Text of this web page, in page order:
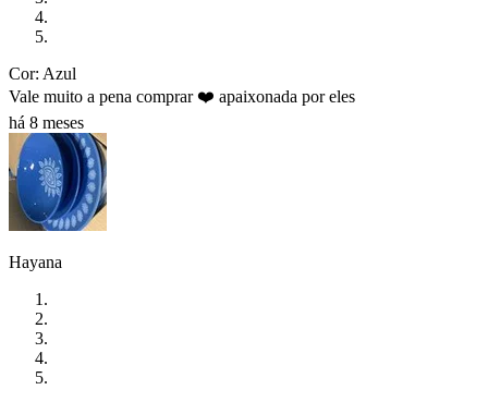
Cor: Azul
Vale muito a pena comprar ❤️ apaixonada por eles
há 8 meses
Hayana